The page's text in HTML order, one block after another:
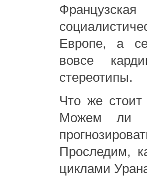
Европе, а
вовсе
стереотипы.
Что же
Можем ли
Проследим,
циклами